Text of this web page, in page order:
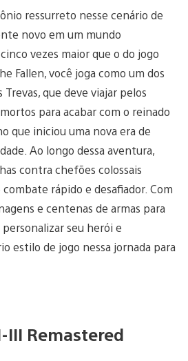
ressurreto nesse cenário de
novo em um mundo
vezes maior que o do jogo
Fallen, você joga como um dos
Trevas, que deve viajar pelos
para acabar com o reinado
que iniciou uma nova era de
Ao longo dessa aventura,
contra chefões colossais
rápido e desafiador. Com
e centenas de armas para
seu herói e
estilo de jogo nessa jornada para
III Remastered